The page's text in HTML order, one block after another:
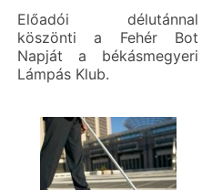
Előadói délutánnal
köszönti a Fehér Bot
Napját a békásmegyeri
Lámpás Klub.